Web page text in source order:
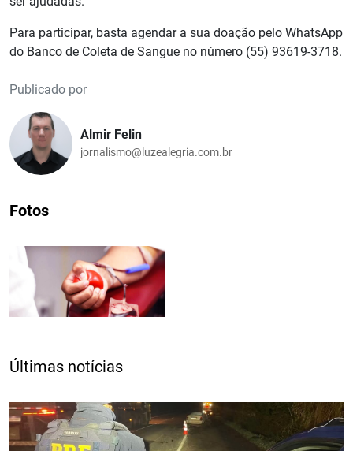
Para participar, basta agendar a sua doação pelo WhatsApp
do Banco de Coleta de Sangue no número (55) 93619-3718.
Publicado por
Almir Felin
jornalismo@luzealegria.com.br
Fotos
Últimas notícias